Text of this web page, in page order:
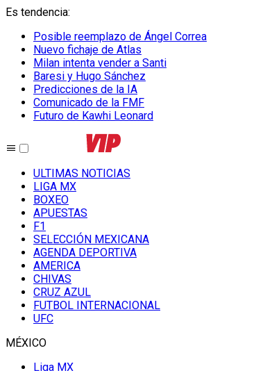
Es tendencia:
Posible reemplazo de Ángel Correa
Nuevo fichaje de Atlas
Milan intenta vender a Santi
Baresi y Hugo Sánchez
Predicciones de la IA
Comunicado de la FMF
Futuro de Kawhi Leonard
ULTIMAS NOTICIAS
LIGA MX
BOXEO
APUESTAS
F1
SELECCIÓN MEXICANA
AGENDA DEPORTIVA
AMERICA
CHIVAS
CRUZ AZUL
FUTBOL INTERNACIONAL
UFC
MÉXICO
Liga MX